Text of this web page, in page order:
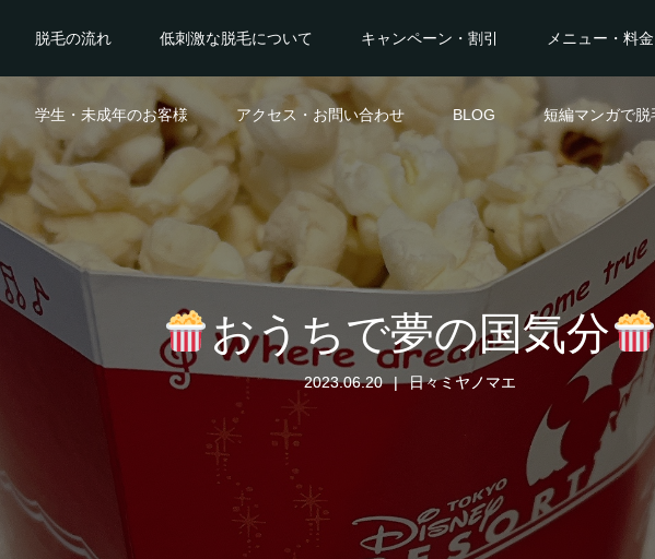
脱毛の流れ 低刺激な脱毛について キャンペーン・割引 メニュー・料金
学生・未成年のお客様 アクセス・お問い合わせ BLOG 短編マンガで脱
おうちで夢の国気分
2023.06.20 日々ミヤノマエ